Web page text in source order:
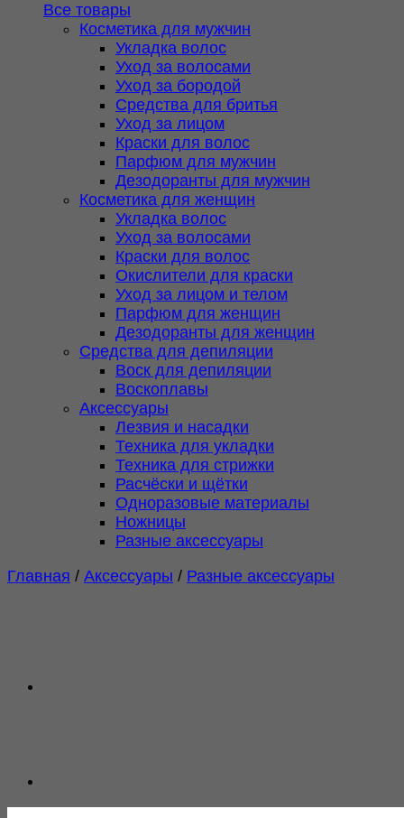
Все товары
Косметика для мужчин
Укладка волос
Уход за волосами
Уход за бородой
Средства для бритья
Уход за лицом
Краски для волос
Парфюм для мужчин
Дезодоранты для мужчин
Косметика для женщин
Укладка волос
Уход за волосами
Краски для волос
Окислители для краски
Уход за лицом и телом
Парфюм для женщин
Дезодоранты для женщин
Средства для депиляции
Воск для депиляции
Воскоплавы
Аксессуары
Лезвия и насадки
Техника для укладки
Техника для стрижки
Расчёски и щётки
Одноразовые материалы
Ножницы
Разные аксессуары
Главная / Аксессуары / Разные аксессуары